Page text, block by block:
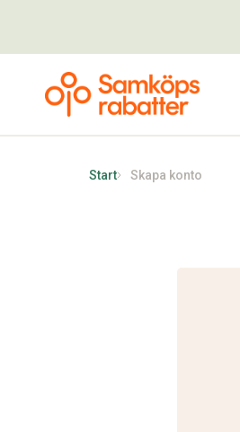
Start Skapa konto